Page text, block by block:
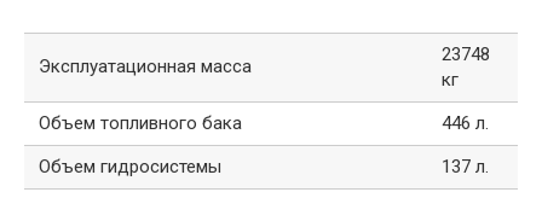
Эксплуатационная масса
23748
кг
Объем топливного бака
446 л.
Объем гидросистемы
137 л.